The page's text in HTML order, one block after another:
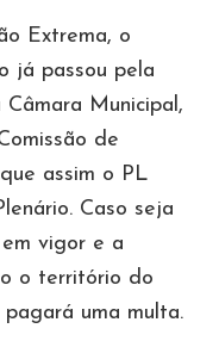
Extrema, o
já passou pela
Municipal,
de
assim o PL
Caso seja
vigor e a
o território do
uma multa.